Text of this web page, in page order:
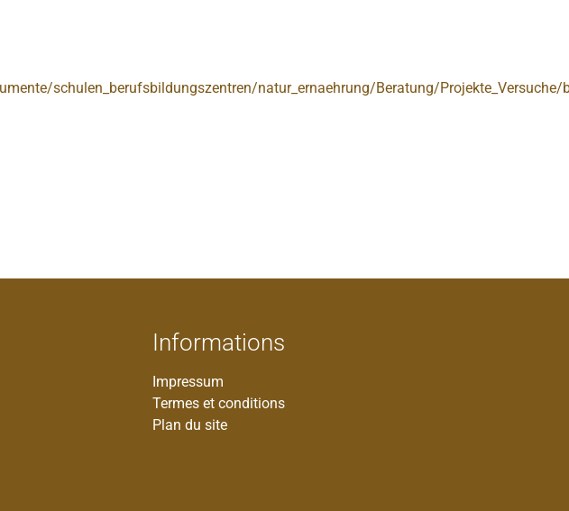
schulen_berufsbildungszentren/natur_ernaehrung/Beratung/Projekte_Versuche/
Informations
Impressum
Termes et conditions
Plan du site